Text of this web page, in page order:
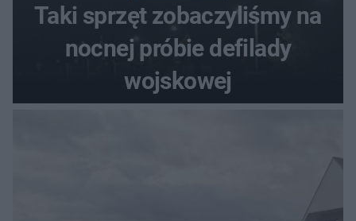
Taki sprzęt zobaczyliśmy na
nocnej próbie defilady
wojskowej